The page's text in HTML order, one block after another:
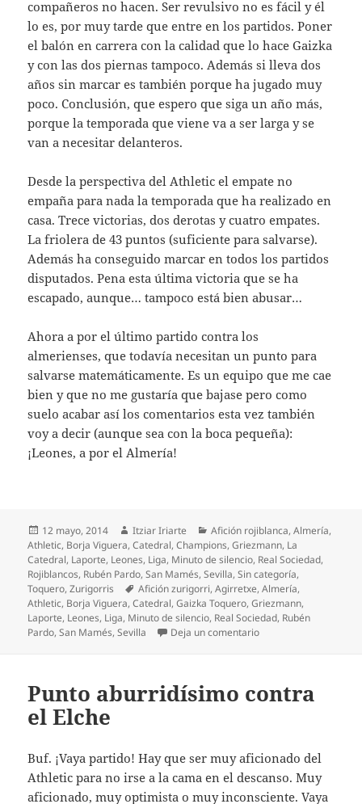
compañeros no hacen. Ser revulsivo no es fácil y él
lo es, por muy tarde que entre en los partidos. Poner
el balón en carrera con la calidad que lo hace Gaizka
y con las dos piernas tampoco. Además si lleva dos
años sin marcar es también porque ha jugado muy
poco. Conclusión, que espero que siga un año más,
porque la temporada que viene va a ser larga y se
van a necesitar delanteros.
Desde la perspectiva del Athletic el empate no
empaña para nada la temporada que ha realizado en
casa. Trece victorias, dos derotas y cuatro empates.
La friolera de 43 puntos (suficiente para salvarse).
Además ha conseguido marcar en todos los partidos
disputados. Pena esta última victoria que se ha
escapado, aunque… tampoco está bien abusar…
Ahora a por el último partido contra los
almerienses, que todavía necesitan un punto para
salvarse matemáticamente. Es un equipo que me cae
bien y que no me gustaría que bajase pero como
suelo acabar así los comentarios esta vez también
voy a decir (aunque sea con la boca pequeña):
¡Leones, a por el Almería!
Publicado
el
12 mayo, 2014 Autor
Itziar Iriarte Categorías
Afición rojiblanca,Almería,
Athletic, Borja Viguera,Catedral,Champions,Griezmann, La
Catedral, Laporte, Leones, Liga, Minuto de silencio, Real Sociedad,
Rojiblancos, Rubén Pardo,San Mamés,Sevilla,Sin categoría,
Toquero,Zurigorris Etiquetas
Afición zurigorri,Agirretxe,Almería,
Athletic, Borja Viguera,Catedral,Gaizka Toquero,Griezmann,
Laporte, Leones, Liga, Minuto de silencio, Real Sociedad, Rubén
Pardo,San Mamés,Sevilla Deja un comentarioen Una rácana Real
Punto aburridísimo contra
el Elche
Buf. ¡Vaya partido! Hay que ser muy aficionado del
Athletic para no irse a la cama en el descanso. Muy
aficionado, muy optimista o muy inconsciente. Vaya